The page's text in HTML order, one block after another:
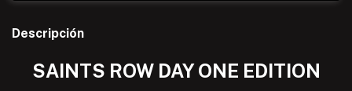
Descripción
SAINTS ROW DAY ONE EDITION